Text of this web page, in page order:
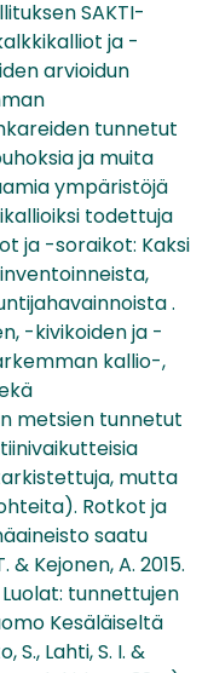
SAKTI-
ja -
arvioidun
tunnetut
ja muita
ympäristöjä
todettuja
ja -soraikot: Kaksi
.
-kivikoiden ja -
kallio-,
metsien tunnetut
mutta
Rotkot ja
saatu
Kejonen, A. 2015.
tunnettujen
Kesäläiseltä
S., Lahti, S. I. &